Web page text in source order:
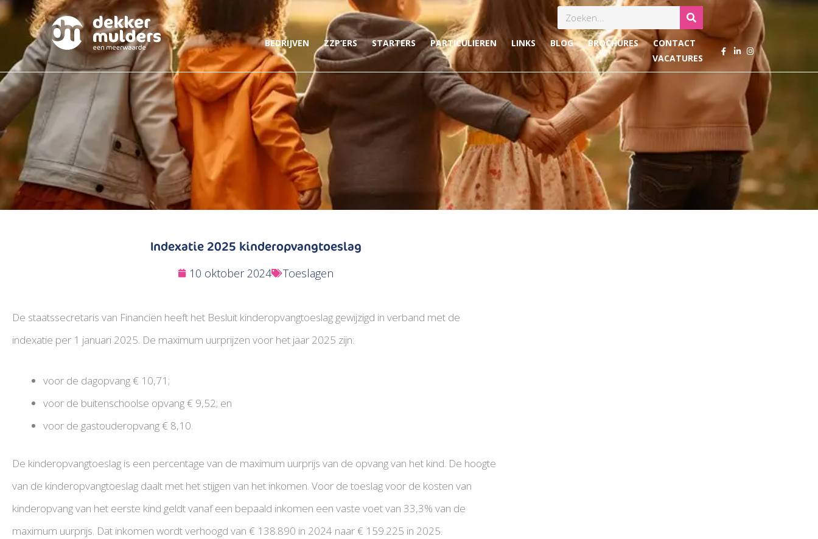
Zoeken
BEDRIJVEN ZZP’ERS STARTERS PARTICULIEREN LINKS BLOG BROCHURES
CONTACT
VACATURES
Indexatie 2025 kinderopvangtoeslag
10 oktober 2024 Toeslagen
De staatssecretaris van Financiën heeft het Besluit kinderopvangtoeslag gewijzigd in verband met de
indexatie per 1 januari 2025. De maximum uurprijzen voor het jaar 2025 zijn:
voor de dagopvang € 10,71;
voor de buitenschoolse opvang € 9,52; en
voor de gastouderopvang € 8,10.
De kinderopvangtoeslag is een percentage van de maximum uurprijs van de opvang van het kind. De hoogte
van de kinderopvangtoeslag daalt met het stijgen van het inkomen. Voor de toeslag voor de kosten van
kinderopvang van het eerste kind geldt vanaf een bepaald inkomen een vaste voet van 33,3% van de
maximum uurprijs. Dat inkomen wordt verhoogd van € 138.890 in 2024 naar € 159.225 in 2025.